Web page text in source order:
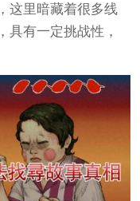
这里暗藏着很多线
具有一定挑战性，